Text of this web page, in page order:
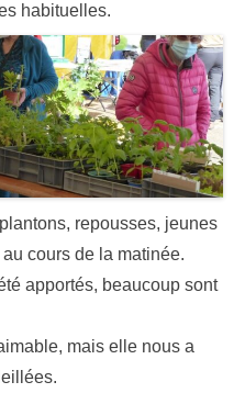
habituelles.
repousses, jeunes
cours de la matinée.
apportés, beaucoup sont
mais elle nous a